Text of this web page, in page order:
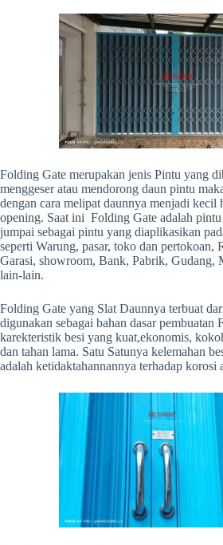
Folding Gate merupakan jenis Pintu yang
menggeser atau mendorong daun pintu
dengan cara melipat daunnya menjadi
opening. Saat ini Folding Gate adalah
jumpai sebagai pintu yang diaplikasikan
seperti Warung, pasar, toko dan pertokoan,
Garasi, showroom, Bank, Pabrik, Gudang,
lain-lain.
Folding Gate yang Slat Daunnya terbuat
digunakan sebagai bahan dasar pembuatan
karekteristik besi yang kuat,ekonomis,
dan tahan lama. Satu Satunya kelemahan
adalah ketidaktahannannya terhadap korosi